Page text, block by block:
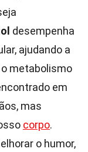
desempenha
ajudando a
metabolismo
em
mas
corpo.
o humor,